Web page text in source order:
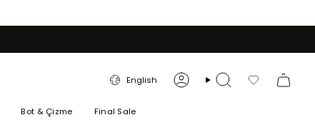
LANGUAGE
English AccountSearch Favorilerim
Bot & Çizme Final Sale